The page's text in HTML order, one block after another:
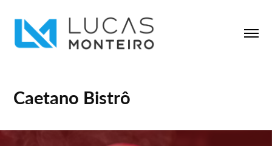
Caetano Bistrô